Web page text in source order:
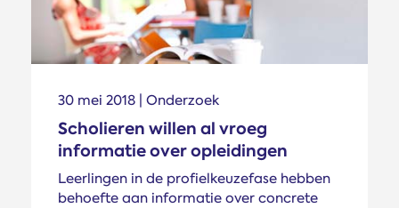
30 mei 2018 | Onderzoek
Scholieren willen al vroeg
informatie over opleidingen
Leerlingen in de profielkeuzefase hebben
behoefte aan informatie over concrete